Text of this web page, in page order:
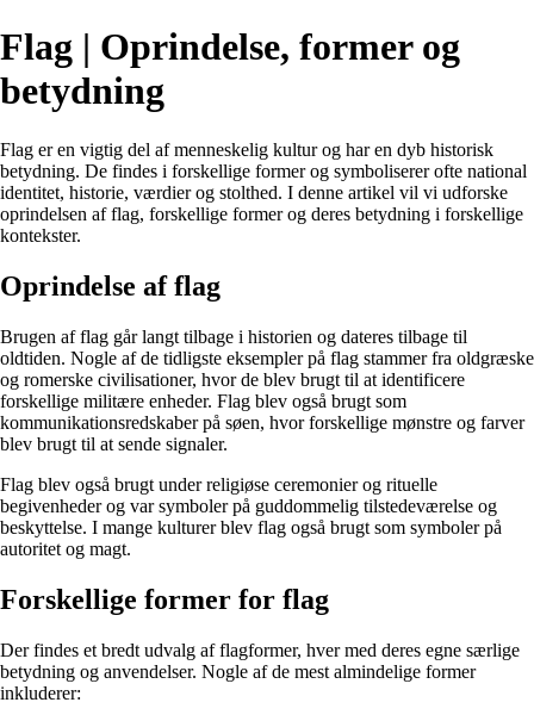
Flag | Oprindelse, former og
betydning
Flag er en vigtig del af menneskelig kultur og har en dyb historisk
betydning. De findes i forskellige former og symboliserer ofte national
identitet, historie, værdier og stolthed. I denne artikel vil vi udforske
oprindelsen af flag, forskellige former og deres betydning i forskellige
kontekster.
Oprindelse af flag
Brugen af flag går langt tilbage i historien og dateres tilbage til
oldtiden. Nogle af de tidligste eksempler på flag stammer fra oldgræske
og romerske civilisationer, hvor de blev brugt til at identificere
forskellige militære enheder. Flag blev også brugt som
kommunikationsredskaber på søen, hvor forskellige mønstre og farver
blev brugt til at sende signaler.
Flag blev også brugt under religiøse ceremonier og rituelle
begivenheder og var symboler på guddommelig tilstedeværelse og
beskyttelse. I mange kulturer blev flag også brugt som symboler på
autoritet og magt.
Forskellige former for flag
Der findes et bredt udvalg af flagformer, hver med deres egne særlige
betydning og anvendelser. Nogle af de mest almindelige former
inkluderer: